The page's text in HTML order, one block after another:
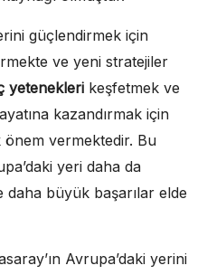
güçlendirmek için
ve yeni stratejiler
yetenekleri keşfetmek ve
kazandırmak için
önem vermektedir. Bu
yeri daha da
büyük başarılar elde
Avrupa’daki yerini